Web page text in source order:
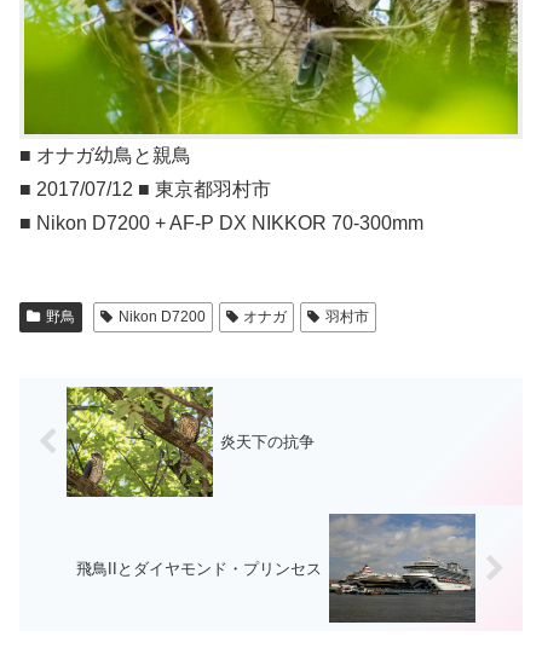
■ オナガ幼鳥と親鳥
■ 2017/07/12 ■ 東京都羽村市
■ Nikon D7200 + AF-P DX NIKKOR 70-300mm
野鳥 Nikon D7200 オナガ 羽村市
炎天下の抗争
飛鳥IIとダイヤモンド・プリンセス